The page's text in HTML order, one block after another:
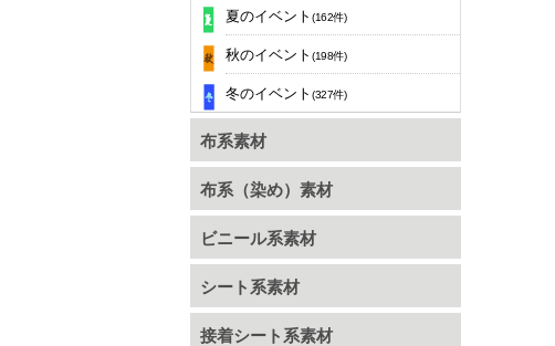
夏のイベント (162件)
秋のイベント (198件)
冬のイベント (327件)
布系素材
布系（染め）素材
ビニール系素材
シート系素材
接着シート系素材